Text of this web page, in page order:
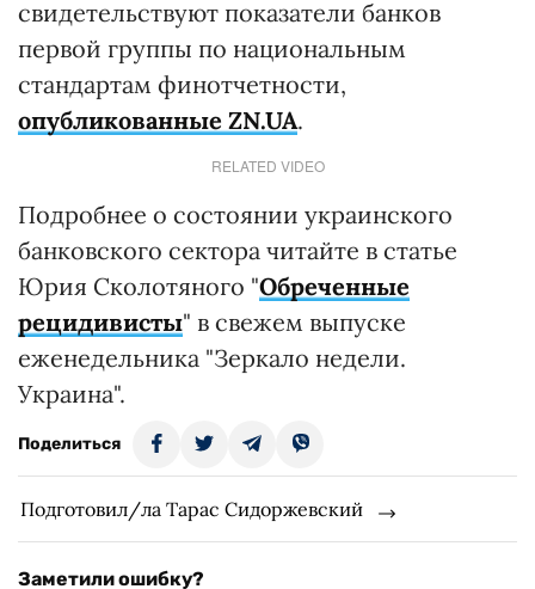
свидетельствуют показатели банков
первой группы по национальным
стандартам финотчетности,
опубликованные ZN.UA.
RELATED VIDEO
Подробнее о состоянии украинского
банковского сектора читайте в статье
Юрия Сколотяного "Обреченные
рецидивисты" в свежем выпуске
еженедельника "Зеркало недели.
Украина".
Поделиться
Подготовил/ла Тарас Сидоржевский
Заметили ошибку?